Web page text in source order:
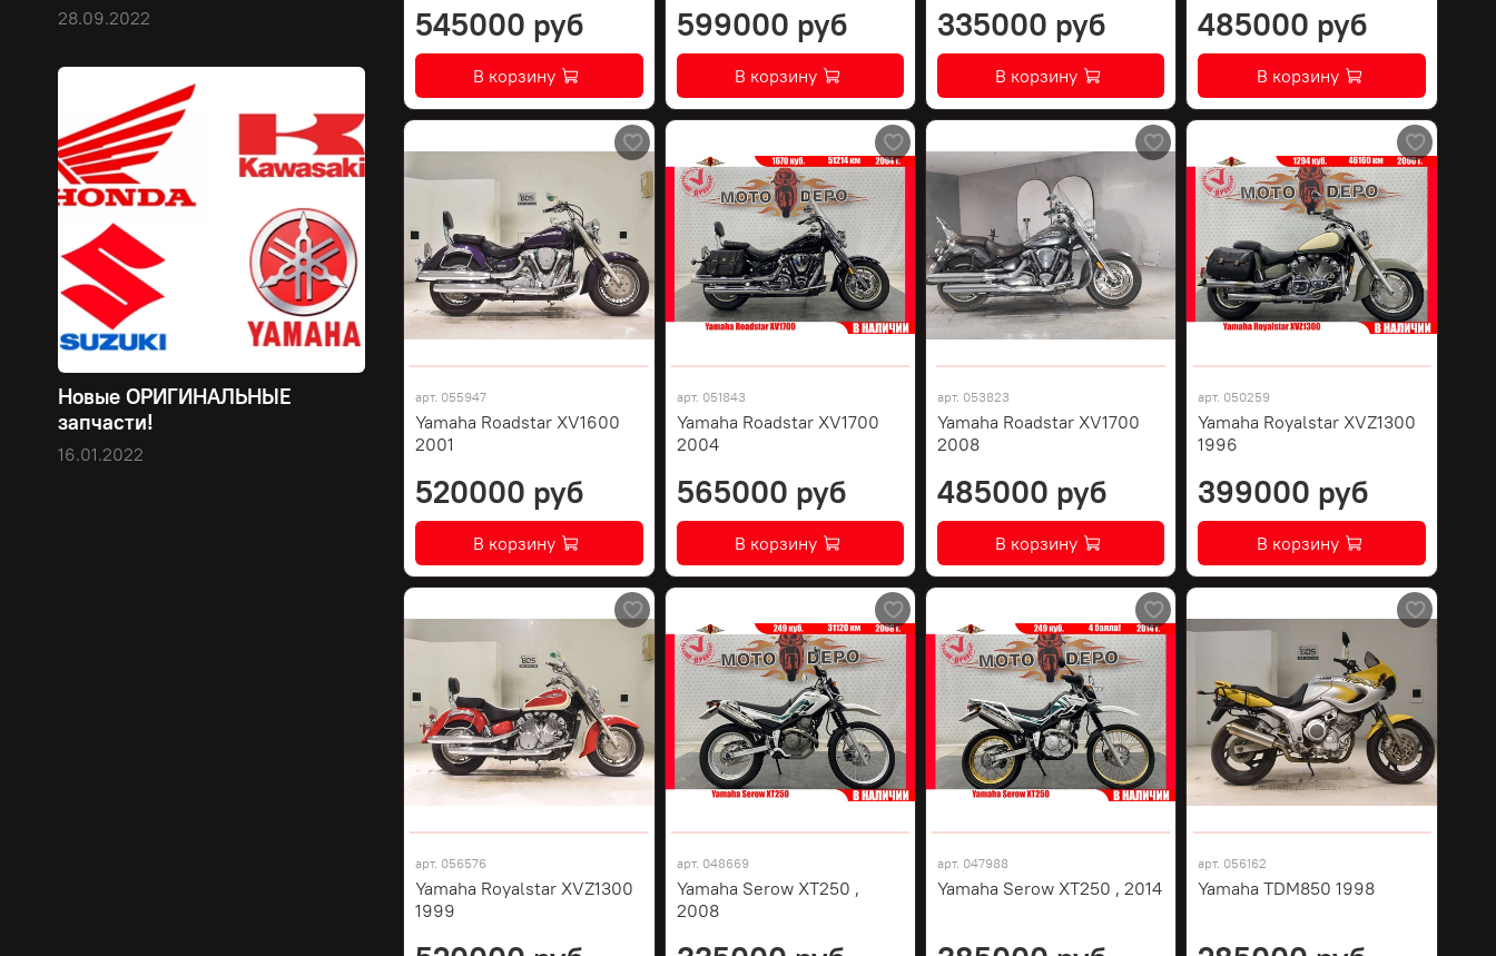
545000 руб
В корзину
599000 руб
В корзину
335000 руб
В корзину
485000 руб
В корзину
арт. 055947
Yamaha Roadstar XV1600
2001
520000 руб
В корзину
арт. 051843
Yamaha Roadstar XV1700
2004
565000 руб
В корзину
арт. 053823
Yamaha Roadstar XV1700
2008
485000 руб
В корзину
арт. 050259
Yamaha Royalstar XVZ1300
1996
399000 руб
В корзину
арт. 056576
Yamaha Royalstar XVZ1300
1999
арт. 048669
Yamaha Serow XT250 ,
2008
арт. 047988
Yamaha Serow XT250 , 2014
арт. 056162
Yamaha TDM850 1998
28.09.2022
Новые ОРИГИНАЛЬНЫЕ
запчасти!
16.01.2022